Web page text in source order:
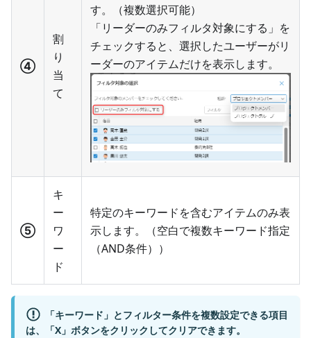
④
割
り
当
て
す。（複数選択可能）
「リーダーのみフィルタ対象にする」を
チェックすると、選択したユーザーがリ
ーダーのアイテムだけを表示します。
⑤
キ
ー
ワ
ー
ド
特定のキーワードを含むアイテムのみ表
示します。（空白で複数キーワード指定
（AND条件））
「キーワード」とフィルター条件を複数設定できる項目
は、「X」ボタンをクリックしてクリアできます。